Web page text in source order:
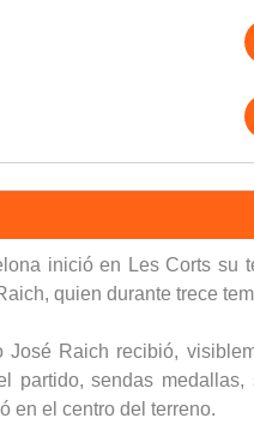
Descanso
Bravo
Morera
inició en Les Corts su
quien durante trece
José Raich recibió,
partido, sendas
en el centro del terreno.